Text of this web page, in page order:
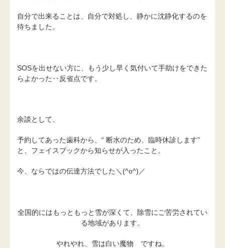
自分で出来ることは、自分で対処し、静かに沈静化するのを
待ちました。
SOSを出せない方に、もう少し早く気付いて手助けをできた
らよかった‥反省点です。
余談として、
予約してあった歯科から、“ 断水のため、臨時休診します”
と、フェイスブックから知らせが入ったこと。
今、ならではの伝達方法でした＼(^o^)／
全国的にはもっともっと雪が深くて、除雪にご苦労されてい
る地域があります。
やれやれ、雪は白い魔物 ですね。